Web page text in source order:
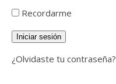
Recordarme
Iniciar sesión
¿Olvidaste tu contraseña?